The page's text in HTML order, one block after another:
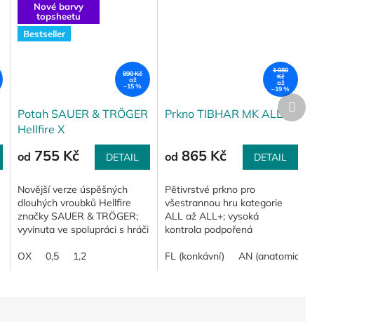
Nové barvy
topsheetu
Bestseller
890 Kč
až
–15 %
Potah SAUER & TRÖGER
Hellfire X
od 755 Kč DETAIL
Novější verze úspěšných
dlouhých vroubků Hellfire
značky SAUER & TRÖGER;
vyvinuta ve spolupráci s hráči
pod vedením Sebastiana
OX 0,5 1,2
1 080
Kč
až
–19 %
Prkno TIBHAR MK ALL
od 865 Kč DETAIL
Pětivrstvé prkno pro
všestrannou hru kategorie
ALL až ALL+; vysoká
kontrola podpořená
je zárukou přesného a
FL (konkávní) AN (anatomické)
Další
produkt